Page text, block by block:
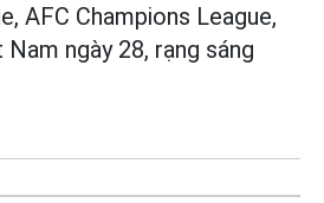
AFC Champions League,
ngày 28, rạng sáng